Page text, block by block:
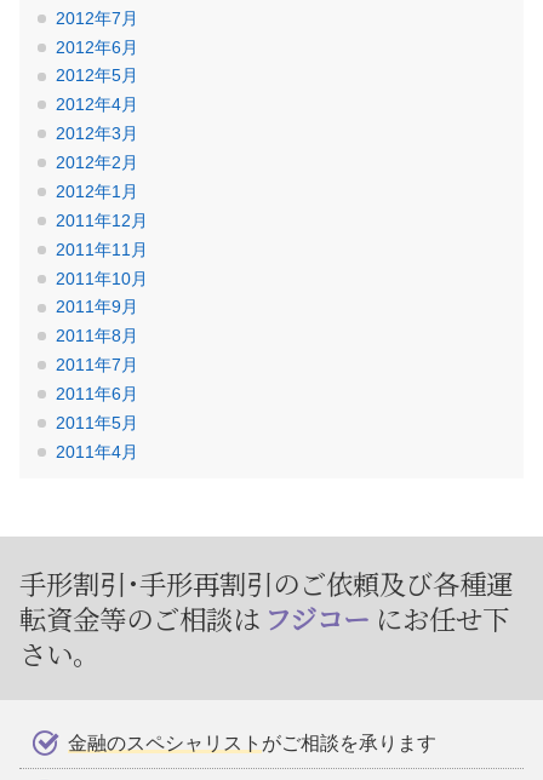
2012年7月
2012年6月
2012年5月
2012年4月
2012年3月
2012年2月
2012年1月
2011年12月
2011年11月
2011年10月
2011年9月
2011年8月
2011年7月
2011年6月
2011年5月
2011年4月
手形割引･手形再割引のご依頼及び各種運
転資金等のご相談は フジコー にお任せ下
さい。
金融のスペシャリスト がご相談を承ります